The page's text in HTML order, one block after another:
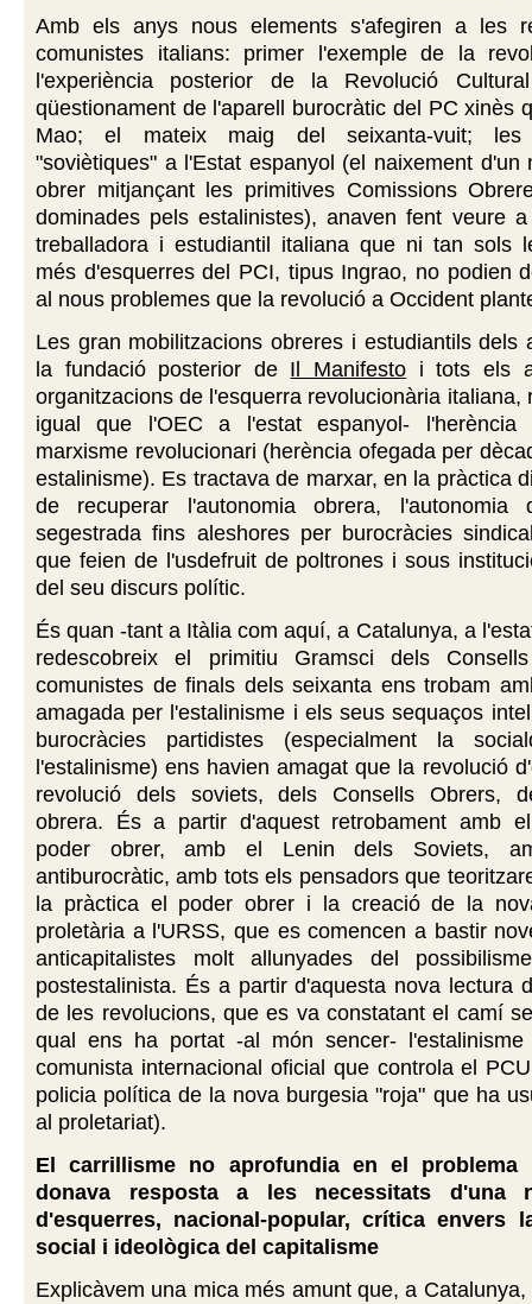
Amb els anys nous elements s'afegiren a les
comunistes italians: primer l'exemple de la
l'experiència posterior de la Revolució
qüestionament de l'aparell burocràtic del PC xinès
Mao; el mateix maig del seixanta-vuit; les
"soviètiques" a l'Estat espanyol (el naixement d'un
obrer mitjançant les primitives Comissions
dominades pels estalinistes), anaven fent veure a
treballadora i estudiantil italiana que ni tan sols
més d'esquerres del PCI, tipus Ingrao, no podien
al nous problemes que la revolució a Occident
Les gran mobilitzacions obreres i estudiantils dels
la fundació posterior de Il Manifesto i tots els
organitzacions de l'esquerra revolucionària italiana,
igual que l'OEC a l'estat espanyol- l'herència
marxisme revolucionari (herència ofegada per
estalinisme). Es tractava de marxar, en la pràctica
de recuperar l'autonomia obrera,
segestrada fins aleshores per burocràcies
que feien de l'usdefruit de poltrones i sous
del seu discurs polític.
És quan -tant a Itàlia com aquí, a Catalunya, a
redescobreix el primitiu Gramsci dels
comunistes de finals dels seixanta ens trobam
amagada per l'estalinisme i els seus sequaços
burocràcies partidistes (especialment la
l'estalinisme) ens havien amagat que la revolució
revolució dels soviets, dels Consells Obrers,
obrera. És a partir d'aquest retrobament amb
poder obrer, amb el Lenin dels Soviets,
antiburocràtic, amb tots els pensadors que
la pràctica el poder obrer i la creació de la
proletària a l'URSS, que es comencen a bastir
anticapitalistes molt allunyades del
postestalinista. És a partir d'aquesta nova lectura
de les revolucions, que es va constatant el camí
qual ens ha portat -al món sencer- l'estalinisme
comunista internacional oficial que controla el
policia política de la nova burgesia "roja" que ha
al proletariat).
El carrillisme no aprofundia en el problema
donava resposta a les necessitats d'una
d'esquerres, nacional-popular, crítica envers
social i ideològica del capitalisme
Explicàvem una mica més amunt que, a